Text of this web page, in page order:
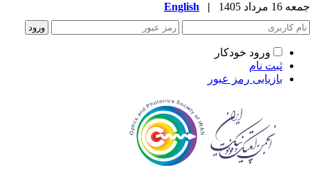
مرداد 1405 |
English
ورود خودکار
ثبت نام
بازیابی رمز عبور